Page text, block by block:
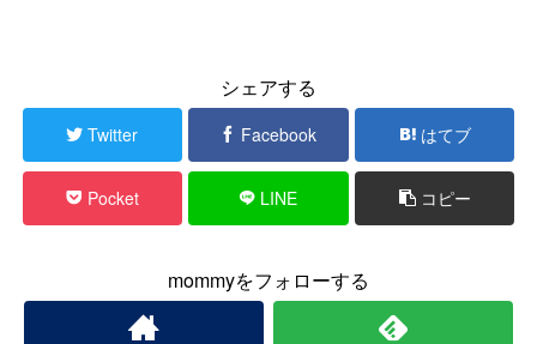
シェアする
Twitter Facebook はてブ
Pocket LINE コピー
mommyをフォローする